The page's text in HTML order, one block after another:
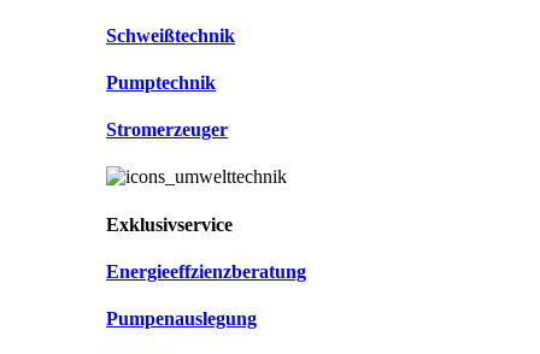
Schweißtechnik
Pumptechnik
Stromerzeuger
Exklusivservice
Energieeffzienzberatung
Pumpenauslegung